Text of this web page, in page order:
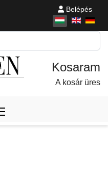
Belépés
A kosár üres